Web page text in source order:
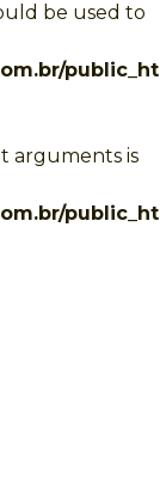
be used to
arguments is